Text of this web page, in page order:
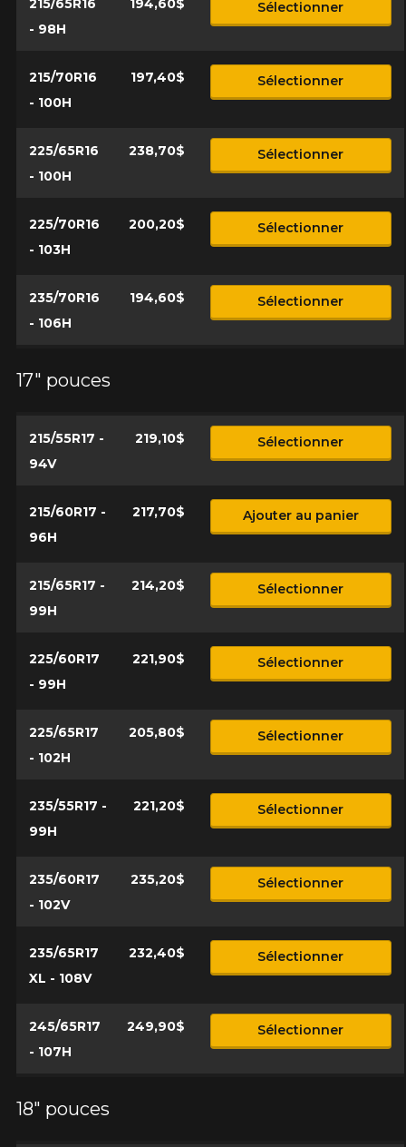
- 98H
Sélectionner
215/70R16
- 100H
197,40$ Sélectionner
225/65R16
- 100H
238,70$ Sélectionner
225/70R16
- 103H
200,20$ Sélectionner
235/70R16
- 106H
194,60$ Sélectionner
17" pouces
215/55R17 -
94V
219,10$ Sélectionner
215/60R17 -
96H
217,70$ Ajouter au panier
215/65R17 -
99H
214,20$ Sélectionner
225/60R17
- 99H
221,90$ Sélectionner
225/65R17
- 102H
205,80$ Sélectionner
235/55R17 -
99H
221,20$ Sélectionner
235/60R17
- 102V
235,20$ Sélectionner
235/65R17
XL - 108V
232,40$ Sélectionner
245/65R17
- 107H
249,90$ Sélectionner
18" pouces
Commentaire
Annuler
rechercher des options pour votre
*Attention cette dimension représente une possibilité
l'exactitude de l'information sur votre véhicule directement
avant de commander.